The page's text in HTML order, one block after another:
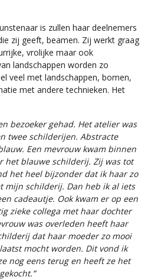
is zullen haar deelnemers
zij geeft, beamen. Zij werkt graag
vrolijke maar ook
landschappen worden zo
veel met landschappen, bomen,
met andere technieken. Het
bezoeker gehad. Het atelier was
twee schilderijen. Abstracte
Een mevrouw kwam binnen
het blauwe schilderij. Zij was tot
het heel bijzonder dat ik haar zo
mijn schilderij. Dan heb ik al iets
cadeautje. Ook kwam er op een
zieke collega met haar dochter
was overleden heeft haar
dat haar moeder zo mooi
mocht worden. Dit vond ik
nog eens terug en heeft ze het